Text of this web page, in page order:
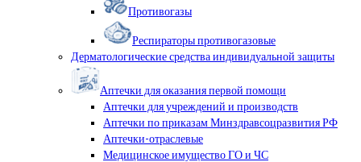
Противогазы
Респираторы противогазовые
Дерматологические средства индивидуальной защиты
Аптечки для оказания первой помощи
Аптечки для учреждений и производств
Аптечки по приказам Минздравсоцразвития РФ
Аптечки-отраслевые
Медицинское имущество ГО и ЧС